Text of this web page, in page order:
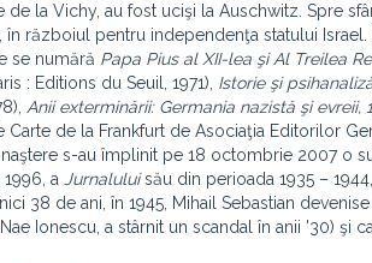
de la Vichy, au fost ucişi la Auschwitz. Spre
războiul pentru independenţa statului
se numără Papa Pius al XII-lea şi Al Treilea
: Editions du Seuil, 1971), Istorie şi
Anii exterminării: Germania nazistă şi evreii,
de la Frankfurt de Asociaţia Editorilor
naştere s-au împlinit pe 18 octombrie 2007 o
a Jurnaluluisău din perioada 1935 –
38 de ani, în 1945, Mihail Sebastian
Ionescu, a stârnit un scandal în anii '30) şi